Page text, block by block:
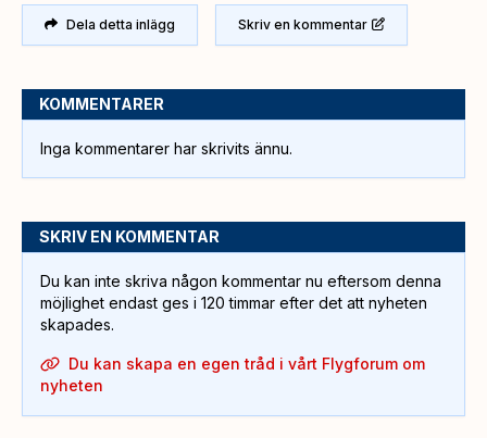
Dela detta inlägg Skriv en kommentar
KOMMENTARER
Inga kommentarer har skrivits ännu.
SKRIV EN KOMMENTAR
Du kan inte skriva någon kommentar nu eftersom denna
möjlighet endast ges i 120 timmar efter det att nyheten
skapades.
Du kan skapa en egen tråd i vårt Flygforum om
nyheten